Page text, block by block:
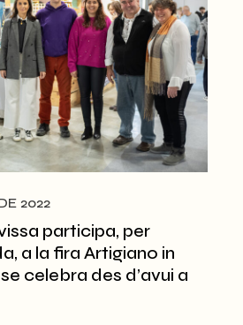
2022
participa, per
a la fira Artigiano in
celebra des d’avui a